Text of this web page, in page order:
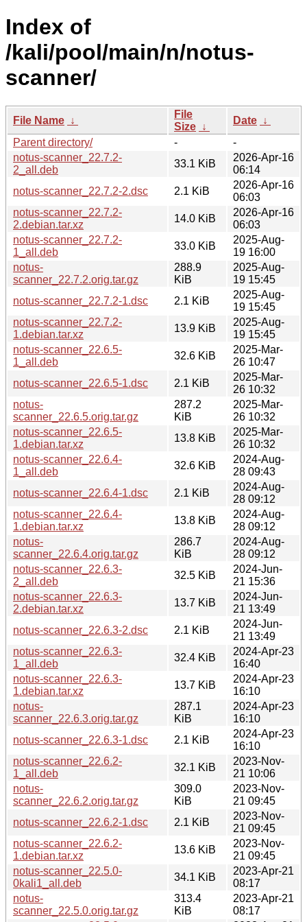
Index of
/kali/pool/main/n/notus-
scanner/
File Name ↓
File
Size ↓
Date ↓
Parent directory/
-
-
notus-scanner_22.7.2-
2_all.deb
33.1 KiB
2026-Apr-16
06:14
notus-scanner_22.7.2-2.dsc
2.1 KiB
2026-Apr-16
06:03
notus-scanner_22.7.2-
2.debian.tar.xz
14.0 KiB
2026-Apr-16
06:03
notus-scanner_22.7.2-
1_all.deb
33.0 KiB
2025-Aug-
19 16:00
notus-
scanner_22.7.2.orig.tar.gz
288.9
KiB
2025-Aug-
19 15:45
notus-scanner_22.7.2-1.dsc
2.1 KiB
2025-Aug-
19 15:45
notus-scanner_22.7.2-
1.debian.tar.xz
13.9 KiB
2025-Aug-
19 15:45
notus-scanner_22.6.5-
1_all.deb
32.6 KiB
2025-Mar-
26 10:47
notus-scanner_22.6.5-1.dsc
2.1 KiB
2025-Mar-
26 10:32
notus-
scanner_22.6.5.orig.tar.gz
287.2
KiB
2025-Mar-
26 10:32
notus-scanner_22.6.5-
1.debian.tar.xz
13.8 KiB
2025-Mar-
26 10:32
notus-scanner_22.6.4-
1_all.deb
32.6 KiB
2024-Aug-
28 09:43
notus-scanner_22.6.4-1.dsc
2.1 KiB
2024-Aug-
28 09:12
notus-scanner_22.6.4-
1.debian.tar.xz
13.8 KiB
2024-Aug-
28 09:12
notus-
scanner_22.6.4.orig.tar.gz
286.7
KiB
2024-Aug-
28 09:12
notus-scanner_22.6.3-
2_all.deb
32.5 KiB
2024-Jun-
21 15:36
notus-scanner_22.6.3-
2.debian.tar.xz
13.7 KiB
2024-Jun-
21 13:49
notus-scanner_22.6.3-2.dsc
2.1 KiB
2024-Jun-
21 13:49
notus-scanner_22.6.3-
1_all.deb
32.4 KiB
2024-Apr-23
16:40
notus-scanner_22.6.3-
1.debian.tar.xz
13.7 KiB
2024-Apr-23
16:10
notus-
scanner_22.6.3.orig.tar.gz
287.1
KiB
2024-Apr-23
16:10
notus-scanner_22.6.3-1.dsc
2.1 KiB
2024-Apr-23
16:10
notus-scanner_22.6.2-
1_all.deb
32.1 KiB
2023-Nov-
21 10:06
notus-
scanner_22.6.2.orig.tar.gz
309.0
KiB
2023-Nov-
21 09:45
notus-scanner_22.6.2-1.dsc
2.1 KiB
2023-Nov-
21 09:45
notus-scanner_22.6.2-
1.debian.tar.xz
13.6 KiB
2023-Nov-
21 09:45
notus-scanner_22.5.0-
0kali1_all.deb
34.1 KiB
2023-Apr-21
08:17
notus-
scanner_22.5.0.orig.tar.gz
313.4
KiB
2023-Apr-21
08:17